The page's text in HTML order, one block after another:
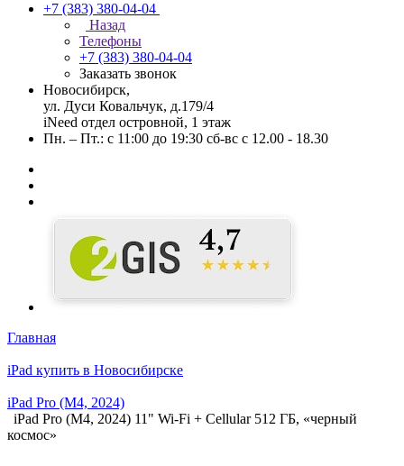
+7 (383) 380-04-04
Назад
Телефоны
+7 (383) 380-04-04
Заказать звонок
Новосибирск,
ул. Дуси Ковальчук, д.179/4
iNeed отдел островной, 1 этаж
Пн. – Пт.: с 11:00 до 19:30 сб-вс с 12.00 - 18.30
Главная
iPad купить в Новосибирске
iPad Pro (M4, 2024)
iPad Pro (M4, 2024) 11" Wi-Fi + Cellular 512 ГБ, «черный
космос»